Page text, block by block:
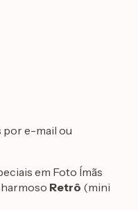
por e-mail ou
em Foto Ímãs
Retrô (mini